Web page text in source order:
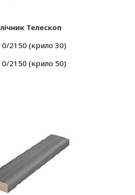
Телескоп
2150 (крило 30)
2150 (крило 50)